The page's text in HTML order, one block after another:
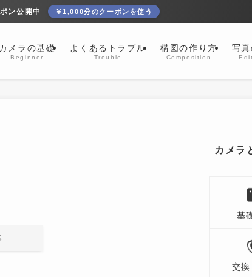
ン公開中 ￥1,000分のクーポンを使う
カメラの基礎
Beginner
よくあるトラブル
Trouble
構図の作り方
Composition
写
カメラ
基
交